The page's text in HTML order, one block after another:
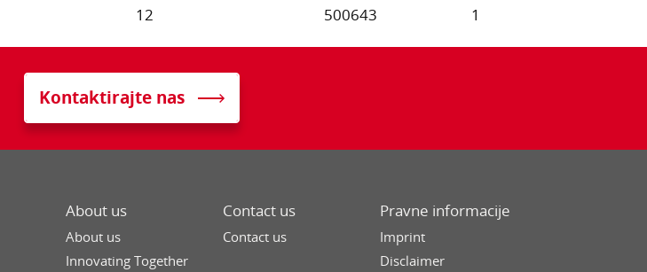
12 500643 1
Kontaktirajte nas
About us
About us
Innovating Together
Contact us
Contact us
Pravne informacije
Imprint
Disclaimer